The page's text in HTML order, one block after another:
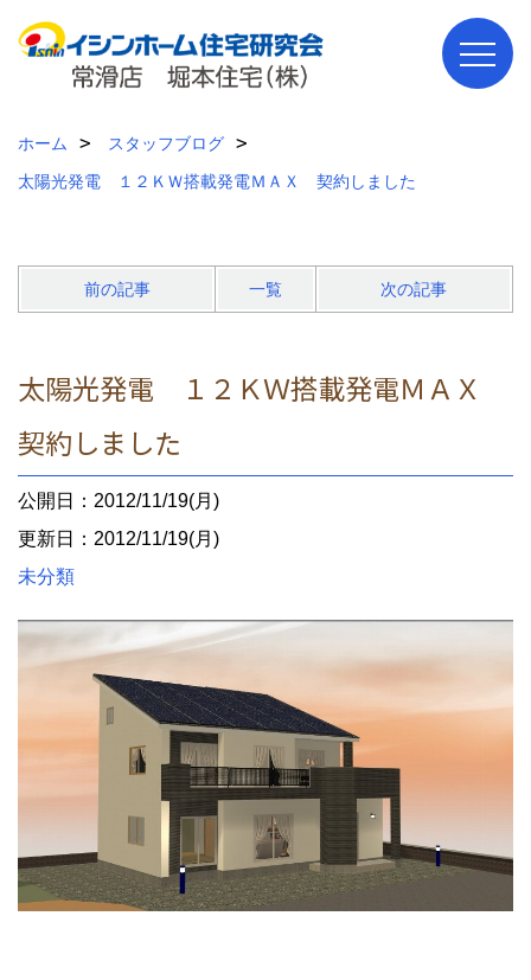
ホーム
スタッフブログ
太陽光発電 １２ＫＷ搭載発電ＭＡＸ 契約しました
前の記事 一覧 次の記事
太陽光発電 １２ＫＷ搭載発電ＭＡＸ
契約しました
公開日：2012/11/19(月)
更新日：2012/11/19(月)
未分類